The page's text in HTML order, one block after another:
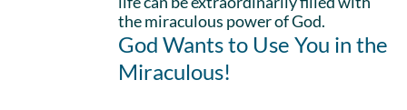
the miraculous power of God.
God Wants to Use You in the
Miraculous!